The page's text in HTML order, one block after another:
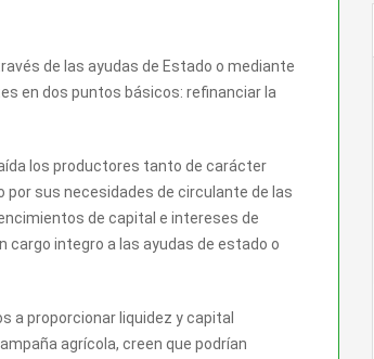
de las ayudas de Estado o mediante
en dos puntos básicos: refinanciar la
los productores tanto de carácter
por sus necesidades de circulante de las
de capital e intereses de
integro a las ayudas de estado o
a proporcionar liquidez y capital
agrícola, creen que podrían